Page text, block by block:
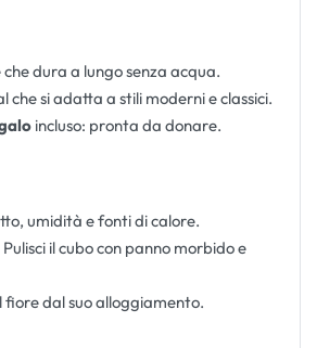
dura a lungo senza acqua.
che si adatta a stili moderni e classici.
incluso: pronta da donare.
umidità e fonti di calore.
il cubo con panno morbido e
fiore dal suo alloggiamento.